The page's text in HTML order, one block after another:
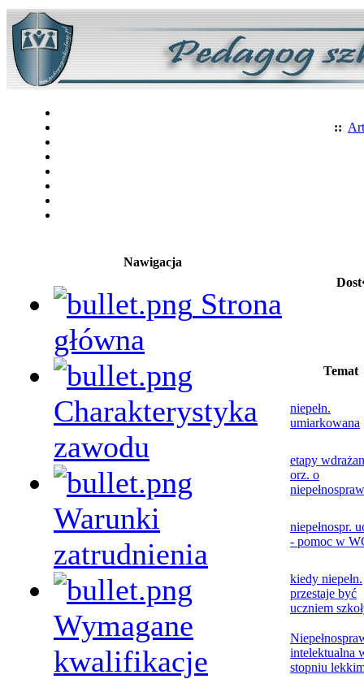
::
Nawigacja
Strona
główna
Charakterystyka
zawodu
Warunki
zatrudnienia
Wymagane
kwalifikacje
Temat
niepełn.
umiarkowana
etapy
orz. o
niepełnospr.
- pomoc w
kiedy niepełn.
przestaje być
uczniem
intelektualna
stopniu